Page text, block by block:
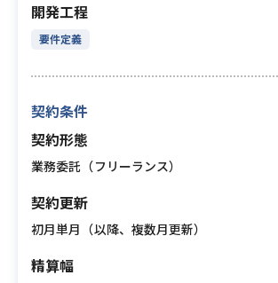
開発工程
要件定義
契約条件
契約形態
業務委託（フリーランス）
契約更新
初月単月（以降、複数月更新）
精算幅